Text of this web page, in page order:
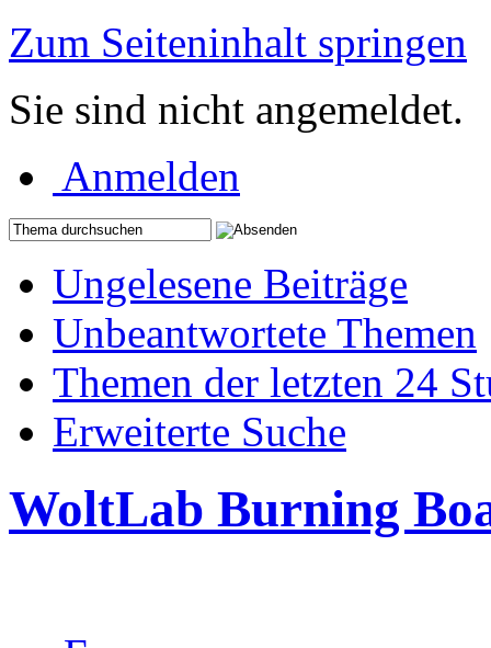
Zum Seiteninhalt springen
Sie sind nicht angemeldet.
Anmelden
Ungelesene Beiträge
Unbeantwortete Themen
Themen der letzten 24
Erweiterte Suche
WoltLab Burning